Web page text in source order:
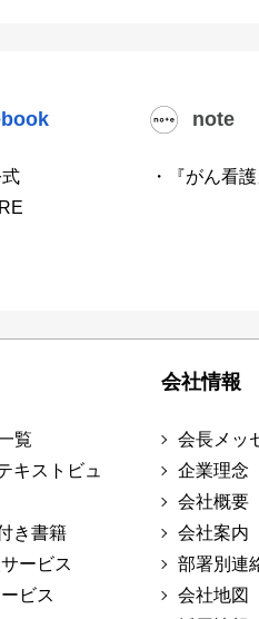
式
note
・『がん看
覧
キストビュ
き書籍
ービス
ビス
会社情報
会長メッ
企業理念
会社概要
会社案内
部署別連
会社地図